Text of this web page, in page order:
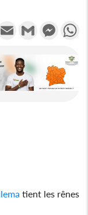
TwitterEmail Gmail
tient les rênes